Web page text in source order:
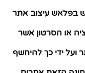
בפלאש עיצוב אתר
או הסרטון אשר
ועל ידי כך להיחשף